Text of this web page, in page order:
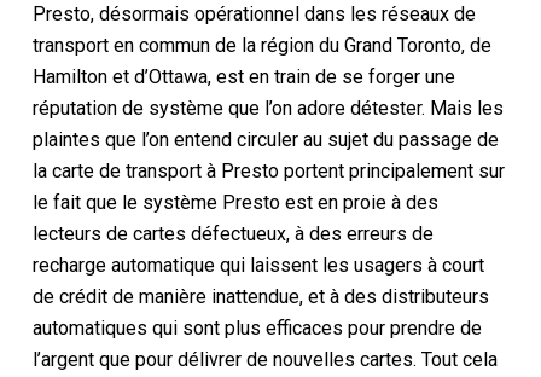
Presto, désormais opérationnel dans les réseaux de
transport en commun de la région du Grand Toronto, de
Hamilton et d’Ottawa, est en train de se forger une
réputation de système que l’on adore détester. Mais les
plaintes que l’on entend circuler au sujet du passage de
la carte de transport à Presto portent principalement sur
le fait que le système Presto est en proie à des
lecteurs de cartes défectueux, à des erreurs de
recharge automatique qui laissent les usagers à court
de crédit de manière inattendue, et à des distributeurs
automatiques qui sont plus efficaces pour prendre de
l’argent que pour délivrer de nouvelles cartes. Tout cela